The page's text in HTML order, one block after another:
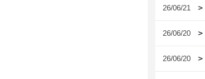
26/06/21
26/06/20
26/06/20